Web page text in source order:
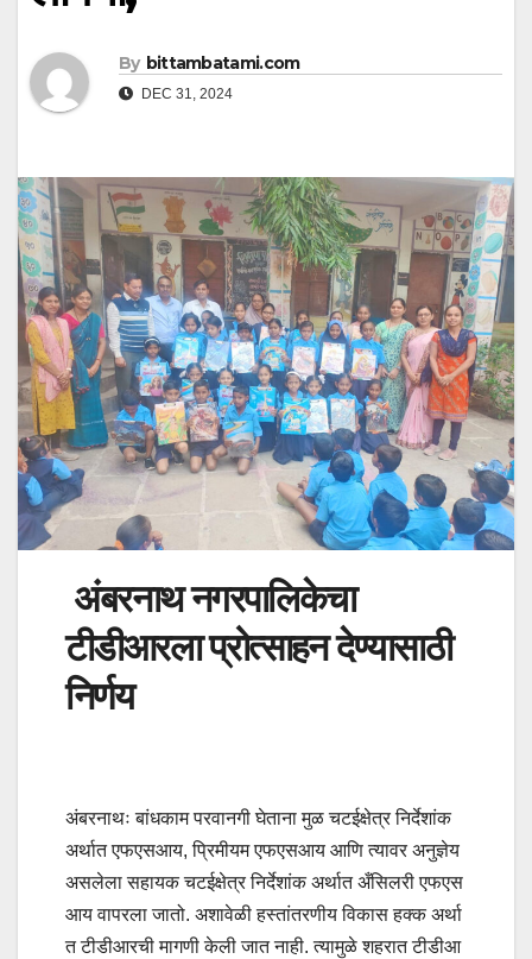
By bittambatami.com
DEC 31, 2024
अंबरनाथ नगरपालिकेचा
टीडीआरला प्रोत्साहन देण्यासाठी
निर्णय
अंबरनाथः बांधकाम परवानगी घेताना मुळ चटईक्षेत्र निर्देशांक
अर्थात एफएसआय, प्रिमीयम एफएसआय आणि त्यावर अनुज्ञेय
असलेला सहायक चटईक्षेत्र निर्देशांक अर्थात अँसिलरी एफएस
आय वापरला जातो. अशावेळी हस्तांतरणीय विकास हक्क अर्था
त टीडीआरची मागणी केली जात नाही. त्यामुळे शहरात टीडीआ